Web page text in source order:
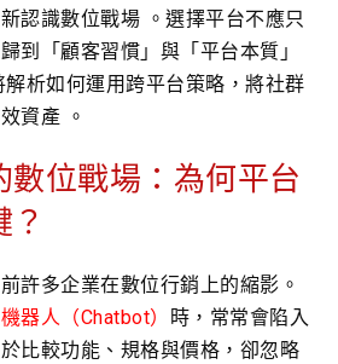
認識數位戰場 。選擇平台不應只
到「顧客習慣」與「平台本質」
析如何運用跨平台策略，將社群
資產 。
數位戰場：為何平台
許多企業在數位行銷上的縮影。
器人（Chatbot）
時，常常會陷入
比較功能、規格與價格，卻忽略